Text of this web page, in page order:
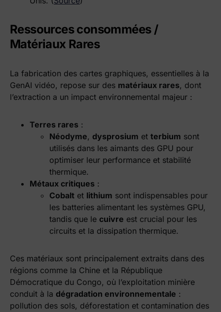
Ressources consommées /
Matériaux Rares
La fabrication des cartes graphiques, essentielles à la
GenAI vidéo, repose sur des matériaux rares, dont
l’extraction a un impact environnemental majeur :
Terres rares :
Néodyme, dysprosium et terbium sont
utilisés dans les aimants des GPU pour
optimiser leur performance et stabilité
thermique.
Métaux critiques :
Cobalt et lithium sont indispensables pour
les batteries alimentant les systèmes GPU,
tandis que le cuivre est crucial pour les
circuits et la dissipation thermique.
Ces matériaux sont principalement extraits dans des
régions comme la Chine et la République
Démocratique du Congo, où l’exploitation minière
conduit à la dégradation environnementale :
pollution des sols, déforestation et contamination des